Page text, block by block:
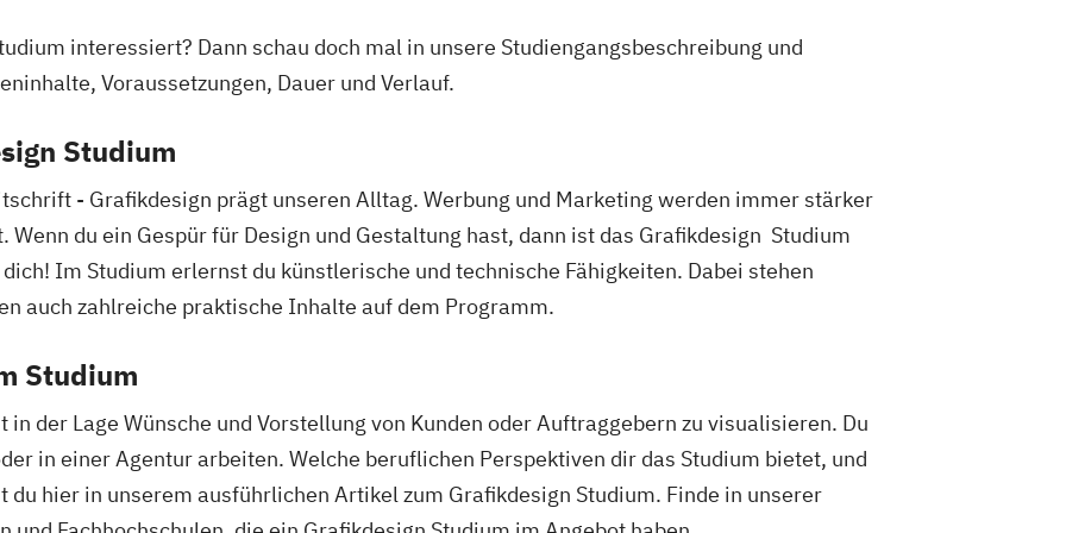
interessiert? Dann schau doch mal in unsere Studiengangsbeschreibung und
Voraussetzungen, Dauer und Verlauf.
Studium
- Grafikdesign prägt unseren Alltag. Werbung und Marketing werden immer stärker
du ein Gespür für Design und Gestaltung hast, dann ist das Grafikdesign Studium
Im Studium erlernst du künstlerische und technische Fähigkeiten. Dabei stehen
auch zahlreiche praktische Inhalte auf dem Programm.
Studium
der Lage Wünsche und Vorstellung von Kunden oder Auftraggebern zu visualisieren. Du
in einer Agentur arbeiten. Welche beruflichen Perspektiven dir das Studium bietet, und
hier in unserem ausführlichen Artikel zum Grafikdesign Studium. Finde in unserer